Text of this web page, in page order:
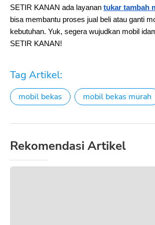
SETIR KANAN ada layanan tukar tambah
bisa membantu proses jual beli atau ganti
kebutuhan. Yuk, segera wujudkan mobil
SETIR KANAN!
Tag Artikel:
mobil bekas mobil bekas murah
Rekomendasi Artikel